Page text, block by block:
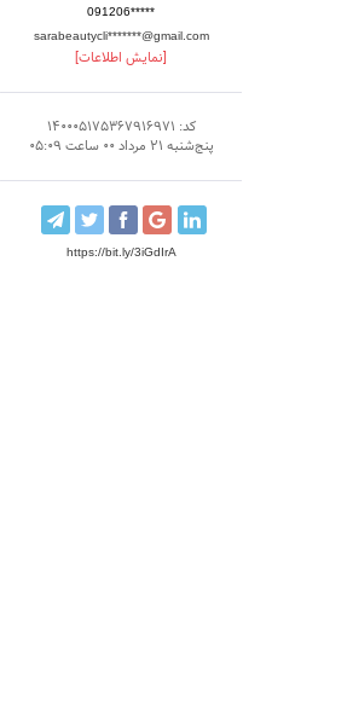
091206*****
sarabeautycli*******@gmail.com
[نمایش اطلاعات]
کد: 140005175367916971
پنج‌شنبه 21 مرداد 00 ساعت 05:09
https://bit.ly/3iGdIrA